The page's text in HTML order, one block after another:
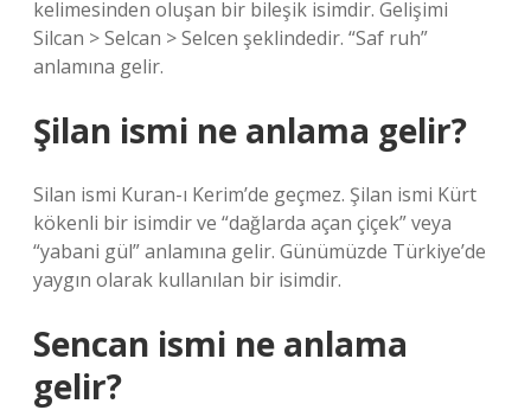
kelimesinden oluşan bir bileşik isimdir. Gelişimi
Silcan > Selcan > Selcen şeklindedir. “Saf ruh”
anlamına gelir.
Şilan ismi ne anlama gelir?
Silan ismi Kuran-ı Kerim’de geçmez. Şilan ismi Kürt
kökenli bir isimdir ve “dağlarda açan çiçek” veya
“yabani gül” anlamına gelir. Günümüzde Türkiye’de
yaygın olarak kullanılan bir isimdir.
Sencan ismi ne anlama
gelir?